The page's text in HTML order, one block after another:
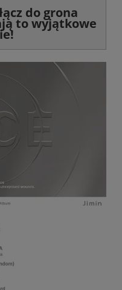
do grona
to wyjątkowe